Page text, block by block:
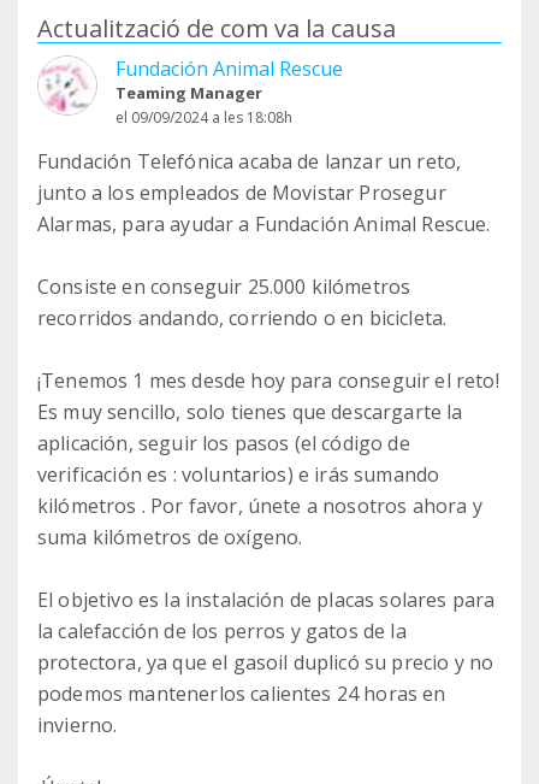
Actualització de com va la causa
Fundación Animal Rescue
Teaming Manager
el 09/09/2024 a les 18:08h
Fundación Telefónica acaba de lanzar un reto,
junto a los empleados de Movistar Prosegur
Alarmas, para ayudar a Fundación Animal Rescue.
Consiste en conseguir 25.000 kilómetros
recorridos andando, corriendo o en bicicleta.
¡Tenemos 1 mes desde hoy para conseguir el reto!
Es muy sencillo, solo tienes que descargarte la
aplicación, seguir los pasos (el código de
verificación es : voluntarios) e irás sumando
kilómetros . Por favor, únete a nosotros ahora y
suma kilómetros de oxígeno.
El objetivo es la instalación de placas solares para
la calefacción de los perros y gatos de la
protectora, ya que el gasoil duplicó su precio y no
podemos mantenerlos calientes 24 horas en
invierno.